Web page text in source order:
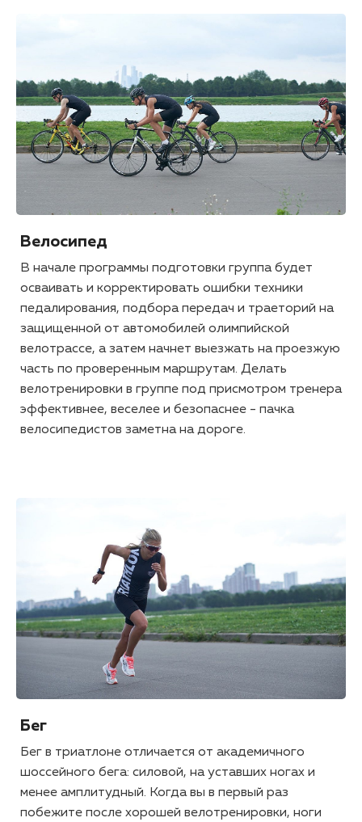
Велосипед
В начале программы подготовки группа будет
осваивать и корректировать ошибки техники
педалирования, подбора передач и траеторий на
защищенной от автомобилей олимпийской
велотрассе, а затем начнет выезжать на проезжую
часть по проверенным маршрутам. Делать
велотренировки в группе под присмотром тренера
эффективнее, веселее и безопаснее - пачка
велосипедистов заметна на дороге.
Бег
Бег в триатлоне отличается от академичного
шоссейного бега: силовой, на уставших ногах и
менее амплитудный. Когда вы в первый раз
побежите после хорошей велотренировки, ноги